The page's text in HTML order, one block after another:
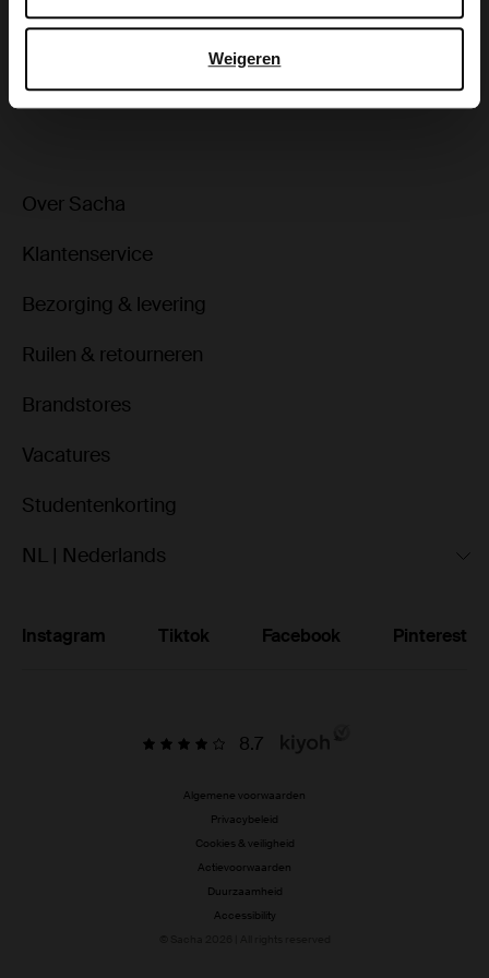
Weigeren
Bezorgen & retour
ga terug
Over Sacha
Klantenservice
Bezorging & levering
Ruilen & retourneren
Brandstores
Vacatures
Studentenkorting
NL | Nederlands
Instagram Tiktok Facebook Pinterest
8.7
Algemene voorwaarden
Privacybeleid
Cookies & veiligheid
Actievoorwaarden
Duurzaamheid
Accessibility